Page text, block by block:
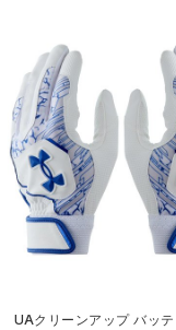
UAクリーンアップ バッ